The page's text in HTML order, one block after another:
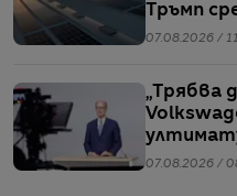
Тръмп
07.08.2026 /
„Трябва
начело
07.08.2026 /